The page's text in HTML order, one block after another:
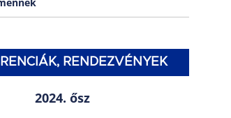
RENDEZVÉNYEK
2024. ősz